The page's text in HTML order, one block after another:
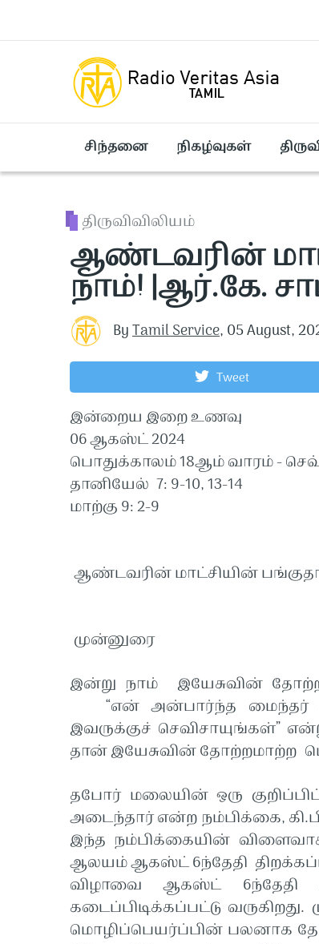
சிந்தனை நிகழ்வுகள்
திருவிவிலியம்
ஆண்டவரின்
நாம்! |ஆர்.கே.
ByTamil Service, 05 August,
Tweet
இன்றைய இறை உணவு
06 ஆகஸ்ட் 2024
பொதுக்காலம் 18ஆம் வாரம் -
தானியேல் 7: 9-10, 13-14
மாற்கு 9: 2-9
ஆண்டவரின் மாட்சியின்
முன்னுரை
இன்று நாம் இயேசுவின்
“என் அன்பார்ந்த மைந்தர்
இவருக்குச் செவிசாயுங்கள்”
தான் இயேசுவின் தோற்றமாற்ற
தபோர் மலையின் ஒரு
அடைந்தார் என்ற நம்பிக்கை,
இந்த நம்பிக்கையின்
ஆலயம் ஆகஸ்ட் 6ந்தேதி
விழாவை ஆகஸ்ட் 6ந்தேதி
கடைப்பிடிக்கப்பட்டு
மொழிப்பெயர்ப்பின் பலனாக